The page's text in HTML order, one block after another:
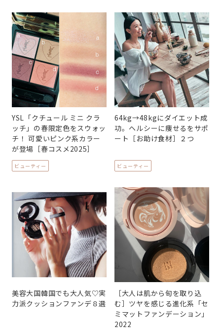
YSL「クチュール ミニ クラ
ッチ」の春限定色をスウォッ
チ！ 可愛いピンク系カラー
が登場［春コスメ2025］
ビューティー
64kg→48kgにダイエット成
功。ヘルシーに痩せるをサポ
ート［お助け食材］２つ
ビューティー
美容大国韓国でも大人気♡実
力派クッションファンデ８選
［大人は肌から旬を取り込
む］ツヤを感じる進化系「セ
ミマットファンデーション」
2022